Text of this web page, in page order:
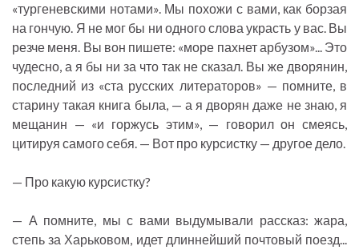
«тургеневскими нотами». Мы похожи с вами, как борзая
на гончую. Я не мог бы ни одного слова украсть у вас. Вы
резче меня. Вы вон пишете: «море пахнет арбузом»... Это
чудесно, а я бы ни за что так не сказал. Вы же дворянин,
последний из «ста русских литераторов» — помните, в
старину такая книга была, — а я дворян даже не знаю, я
мещанин — «и горжусь этим», — говорил он смеясь,
цитируя самого себя. — Вот про курсистку — другое дело.
— Про какую курсистку?
— А помните, мы с вами выдумывали рассказ: жара,
степь за Харьковом, идет длиннейший почтовый поезд...